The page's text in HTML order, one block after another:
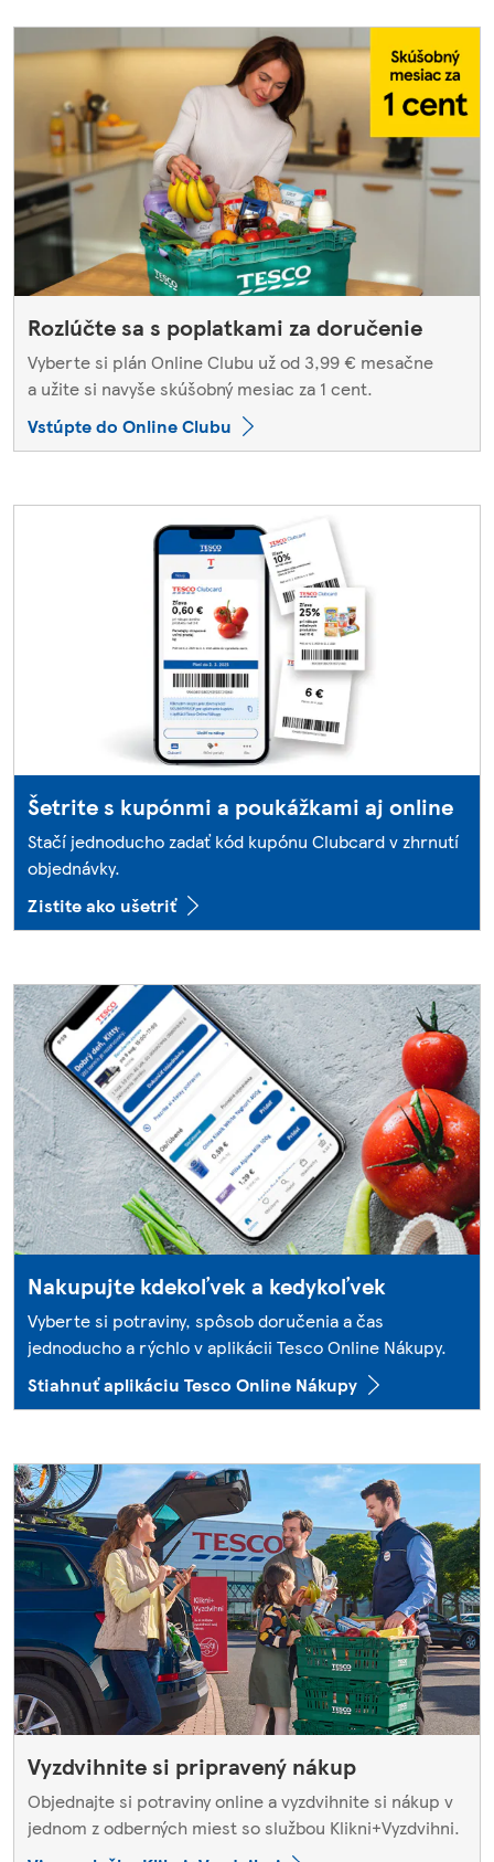
Rozlúčte sa s poplatkami za doručenie
Vyberte si plán Online Clubu už od 3,99 € mesačne
a užite si navyše skúšobný mesiac za 1 cent.
Vstúpte do Online Clubu
Šetrite s kupónmi a poukážkami aj online
Stačí jednoducho zadať kód kupónu Clubcard v zhrnutí
objednávky.
Zistite ako ušetriť
Nakupujte kdekoľvek a kedykoľvek
Vyberte si potraviny, spôsob doručenia a čas
jednoducho a rýchlo v aplikácii Tesco Online Nákupy.
Stiahnuť aplikáciu Tesco Online Nákupy
Vyzdvihnite si pripravený nákup
Objednajte si potraviny online a vyzdvihnite si nákup v
jednom z odberných miest so službou Klikni+Vyzdvihni.